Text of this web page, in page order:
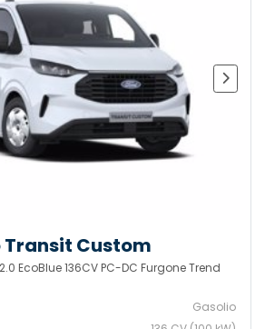
Transit Custom
EcoBlue 136CV PC-DC Furgone Trend
Gasolio